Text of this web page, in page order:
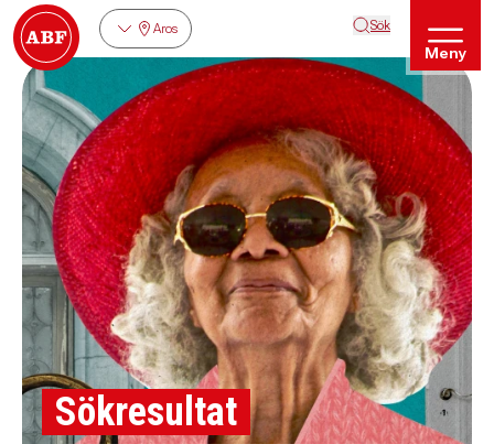
Aros Sök
Meny
Sökresultat